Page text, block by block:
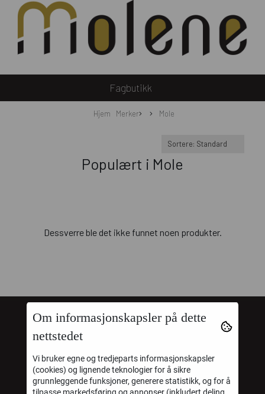
Fagbutikk
Hjem Merker Mole
Populært i Mole
Dessverre ble det ikke funnet noen produkter.
Mystore.no
Om informasjonskapsler på dette
nettstedet
Vi bruker egne og tredjeparts informasjonskapsler
(cookies) og lignende teknologier for å sikre
grunnleggende funksjoner, generere statistikk, og for å
tilpasse markedsføring og annonser (inkludert deling